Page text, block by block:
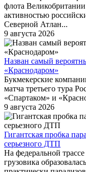
флота
активностью
Северной Атлан...
9 августа 2026
Назван самый
«Краснодаром»
Букмекерские
матча третьего тура
«Спартаком» и
9 августа 2026
Гигантская пробка
серьезного ДТП
На федеральной
грузовика